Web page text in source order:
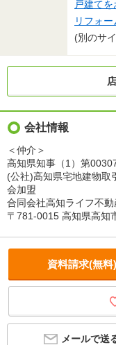
戸建て
リフォ
(別のサ
会社情報
＜仲介＞
高知県知事（1）第
(公社)高知県宅地建物取
会加盟
合同会社高知ライフ不動
〒781-0015 高知県高知
資料請求(無料)
メールで送